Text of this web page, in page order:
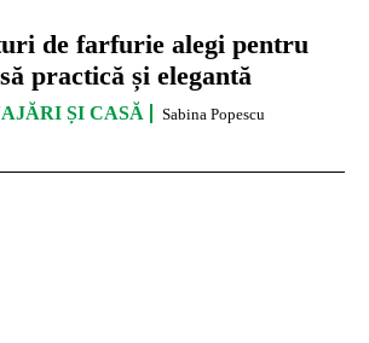
de farfurie alegi pentru
practică și elegantă
ȘI CASĂ Sabina Popescu